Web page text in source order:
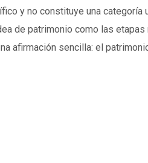
y no constituye una
de patrimonio como las
afirmación sencilla: el